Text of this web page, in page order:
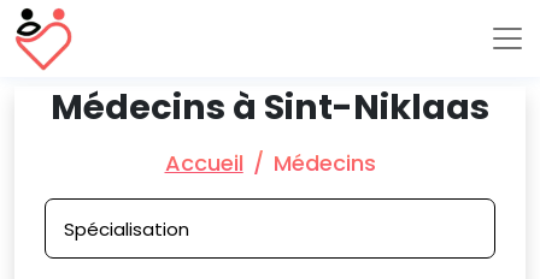
Médecins à Sint-Niklaas
Accueil Médecins